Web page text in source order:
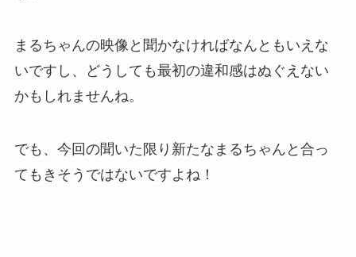
まるちゃんの映像と聞かなければなんともいえな
いですし、どうしても最初の違和感はぬぐえない
かもしれませんね。
でも、今回の聞いた限り新たなまるちゃんと合っ
てもきそうではないですよね！